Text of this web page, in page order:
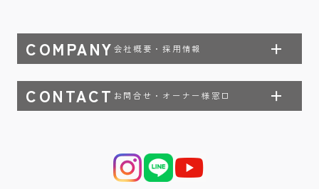
COMPANY 会社概要・採用情報
CONTACT お問合せ・オーナー様窓口